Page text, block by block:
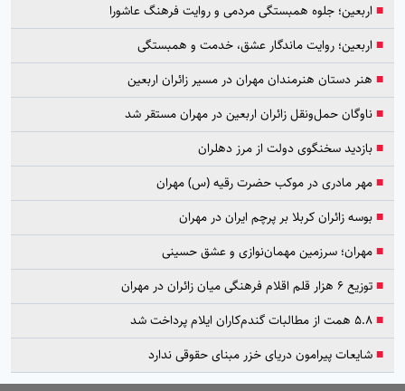
■ اربعین؛ جلوه همبستگی مردمی و روایت فرهنگ عاشورا
■ اربعین؛ روایت ماندگار عشق، خدمت و همبستگی
■ هنر دستان هنرمندان مهران در مسیر زائران اربعین
■ناوگان حمل‌ونقل زائران اربعین در مهران مستقر شد
■بازدید سخنگوی دولت از مرز دهلران
■مهر مادری در موکب حضرت رقیه (س) مهران
■بوسه زائران کربلا بر پرچم ایران در مهران
■مهران؛ سرزمین مهمان‌نوازی و عشق حسینی
■توزیع ۶ هزار قلم اقلام فرهنگی میان زائران در مهران
■۵.۸ همت از مطالبات گندم‌کاران ایلام پرداخت شد
■شایعات پیرامون دریای خزر مبنای حقوقی ندارد